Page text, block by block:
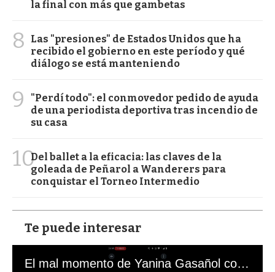
la final con más que gambetas
8
Las "presiones" de Estados Unidos que ha
recibido el gobierno en este período y qué
diálogo se está manteniendo
9
"Perdí todo": el conmovedor pedido de ayuda
de una periodista deportiva tras incendio de
su casa
10Del ballet a la eficacia: las claves de la
goleada de Peñarol a Wanderers para
conquistar el Torneo Intermedio
Te puede interesar
El mal momento de Yanina Gasañol con un hincha argentino en "Subrayado"